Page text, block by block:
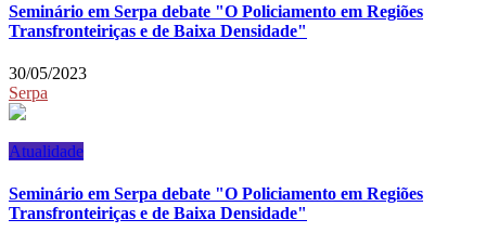
Seminário em Serpa debate "O Policiamento em Regiões
Transfronteiriças e de Baixa Densidade"
30/05/2023
Serpa
Atualidade
Seminário em Serpa debate "O Policiamento em Regiões
Transfronteiriças e de Baixa Densidade"